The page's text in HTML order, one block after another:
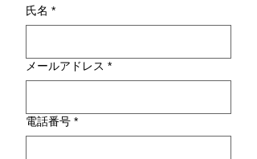
氏名 *
メールアドレス *
電話番号 *